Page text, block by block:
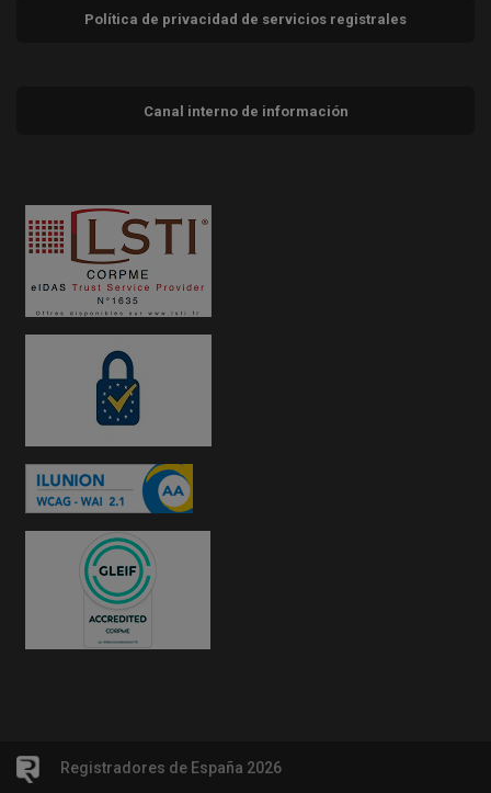
Política de privacidad de servicios registrales
Canal interno de información
Registradores de España 2026